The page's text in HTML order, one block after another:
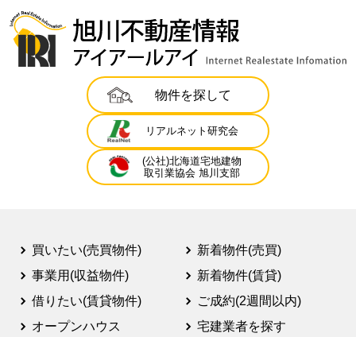
物件を探して
リアルネット研究会
(公社)北海道宅地建物
取引業協会 旭川支部
買いたい(売買物件)
事業用(収益物件)
借りたい(賃貸物件)
オープンハウス
新着物件(売買)
新着物件(賃貸)
ご成約(2週間以内)
宅建業者を探す